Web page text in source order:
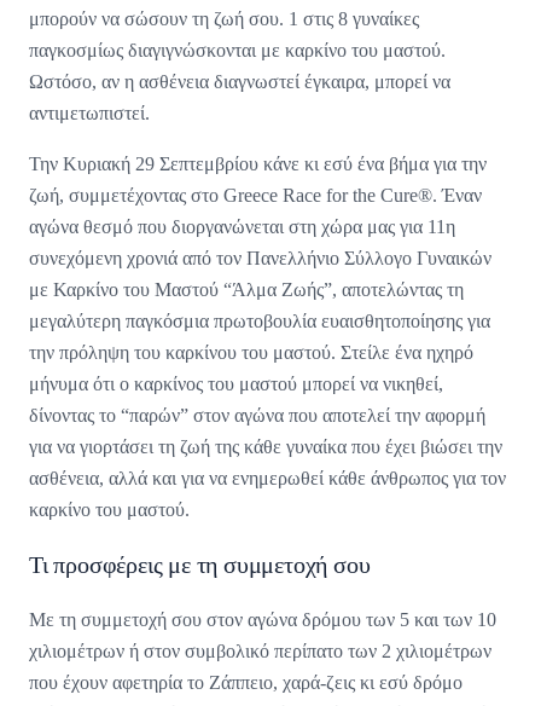
μπορούν να σώσουν τη ζωή σου. 1 στις 8 γυναίκες
παγκοσμίως διαγιγνώσκονται με καρκίνο του μαστού.
Ωστόσο, αν η ασθένεια διαγνωστεί έγκαιρα, μπορεί να
αντιμετωπιστεί.
Την Κυριακή 29 Σεπτεμβρίου κάνε κι εσύ ένα βήμα για την
ζωή, συμμετέχοντας στο Greece Race for the Cure®. Έναν
αγώνα θεσμό που διοργανώνεται στη χώρα μας για 11η
συνεχόμενη χρονιά από τον Πανελλήνιο Σύλλογο Γυναικών
με Καρκίνο του Μαστού “Άλμα Ζωής”, αποτελώντας τη
μεγαλύτερη παγκόσμια πρωτοβουλία ευαισθητοποίησης για
την πρόληψη του καρκίνου του μαστού. Στείλε ένα ηχηρό
μήνυμα ότι ο καρκίνος του μαστού μπορεί να νικηθεί,
δίνοντας το “παρών” στον αγώνα που αποτελεί την αφορμή
για να γιορτάσει τη ζωή της κάθε γυναίκα που έχει βιώσει την
ασθένεια, αλλά και για να ενημερωθεί κάθε άνθρωπος για τον
καρκίνο του μαστού.
Τι προσφέρεις με τη συμμετοχή σου
Με τη συμμετοχή σου στον αγώνα δρόμου των 5 και των 10
χιλιομέτρων ή στον συμβολικό περίπατο των 2 χιλιομέτρων
που έχουν αφετηρία το Ζάππειο, χαρά-ζεις κι εσύ δρόμο